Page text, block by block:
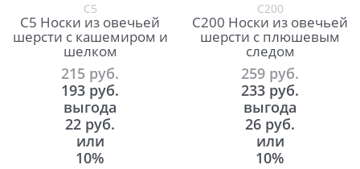
С5
С5 Носки из овечьей
шерсти с кашемиром и
шелком
215 руб.
193 руб.
выгода
22 руб.
или
10%
С200
С200 Носки из овечьей
шерсти с плюшевым
следом
259 руб.
233 руб.
выгода
26 руб.
или
10%